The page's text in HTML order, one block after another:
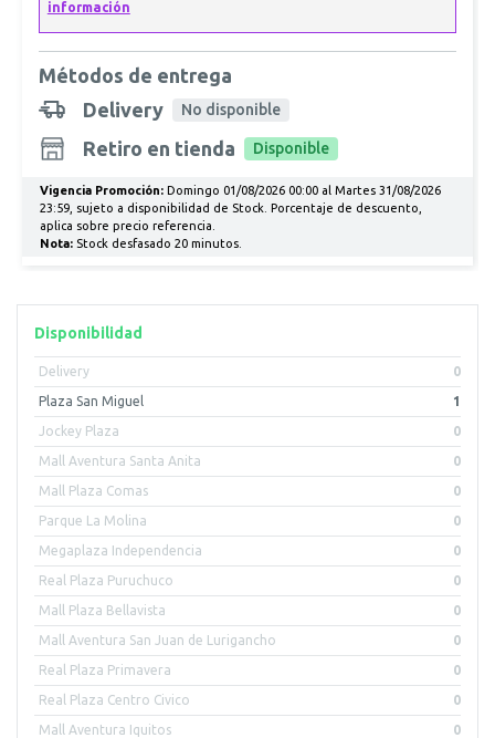
Disponibilidad
Delivery 0
Plaza San Miguel 1
Jockey Plaza 0
Mall Aventura Santa Anita 0
Mall Plaza Comas 0
Parque La Molina 0
Megaplaza Independencia 0
Real Plaza Puruchuco 0
Mall Plaza Bellavista 0
Mall Aventura San Juan de Lurigancho 0
Real Plaza Primavera 0
Real Plaza Centro Civico 0
Mall Aventura Iquitos 0
Métodos de entrega
Delivery
No disponible
Retiro en tienda Disponible
Vigencia Promoción:Domingo 01/08/2026 00:00 al Martes 31/08/2026
23:59, sujeto a disponibilidad de Stock. Porcentaje de descuento,
aplica sobre precio referencia.
Nota:Stock desfasado 20 minutos.